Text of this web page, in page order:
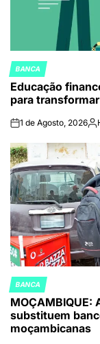
POSTED
IN
BANCA
Educação
para
on1 de Agosto, 2026
POSTED
IN
BANCA
MOÇAMBIQUE:
substituem
moçambicanas